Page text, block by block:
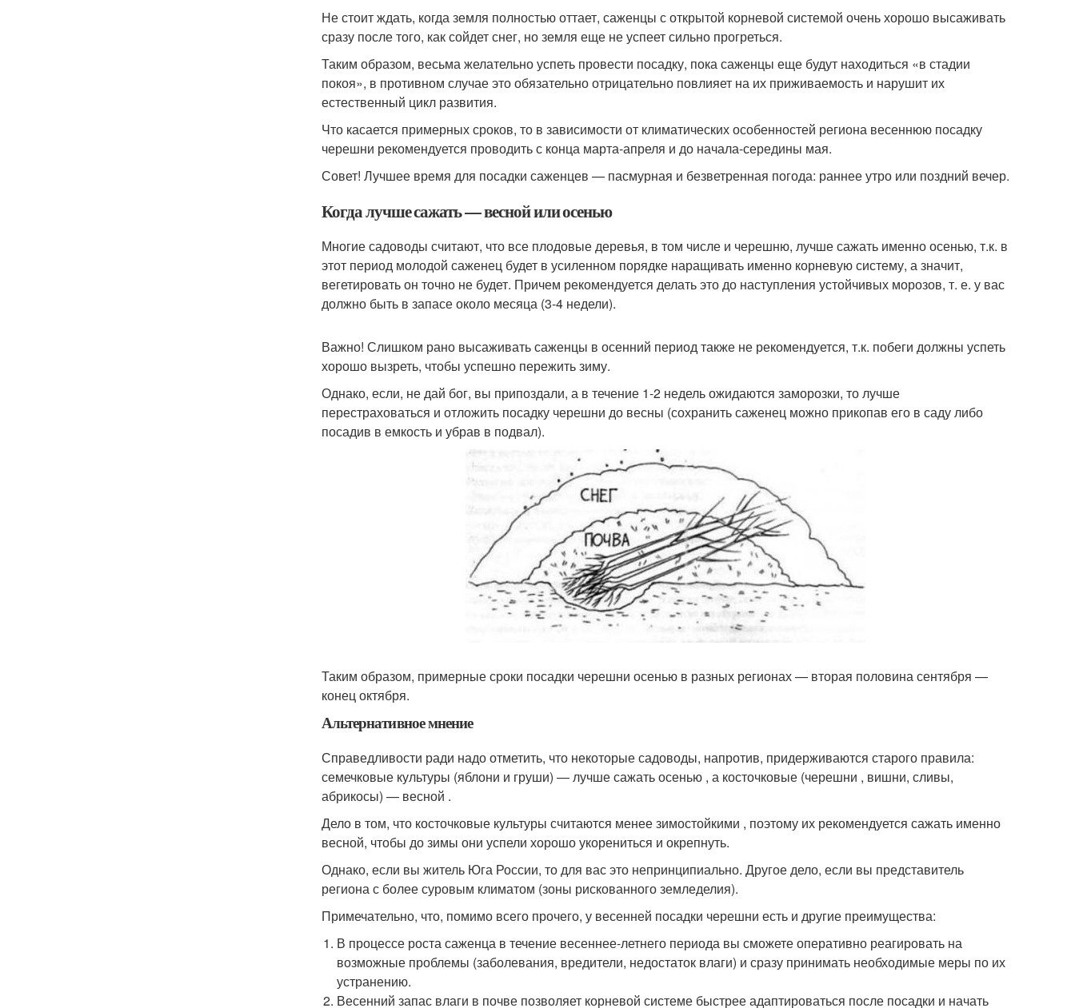
Не стоит ждать, когда земля полностью оттает, саженцы с открытой корневой системой очень хорошо высаживать
сразу после того, как сойдет снег, но земля еще не успеет сильно прогреться.
Таким образом, весьма желательно успеть провести посадку, пока саженцы еще будут находиться «в стадии
покоя», в противном случае это обязательно отрицательно повлияет на их приживаемость и нарушит их
естественный цикл развития.
Что касается примерных сроков, то в зависимости от климатических особенностей региона весеннюю посадку
черешни рекомендуется проводить с конца марта-апреля и до начала-середины мая.
Совет! Лучшее время для посадки саженцев — пасмурная и безветренная погода: раннее утро или поздний вечер.
Когда лучше сажать — весной или осенью
Многие садоводы считают, что все плодовые деревья, в том числе и черешню, лучше сажать именно осенью, т.к. в
этот период молодой саженец будет в усиленном порядке наращивать именно корневую систему, а значит,
вегетировать он точно не будет. Причем рекомендуется делать это до наступления устойчивых морозов, т. е. у вас
должно быть в запасе около месяца (3-4 недели).
Важно! Слишком рано высаживать саженцы в осенний период также не рекомендуется, т.к. побеги должны успеть
хорошо вызреть, чтобы успешно пережить зиму.
Однако, если, не дай бог, вы припоздали, а в течение 1-2 недель ожидаются заморозки, то лучше
перестраховаться и отложить посадку черешни до весны (сохранить саженец можно прикопав его в саду либо
посадив в емкость и убрав в подвал).
Таким образом, примерные сроки посадки черешни осенью в разных регионах — вторая половина сентября —
конец октября.
Альтернативное мнение
Справедливости ради надо отметить, что некоторые садоводы, напротив, придерживаются старого правила:
семечковые культуры (яблони и груши) — лучше сажать осенью , а косточковые (черешни , вишни, сливы,
абрикосы) — весной .
Дело в том, что косточковые культуры считаются менее зимостойкими , поэтому их рекомендуется сажать именно
весной, чтобы до зимы они успели хорошо укорениться и окрепнуть.
Однако, если вы житель Юга России, то для вас это непринципиально. Другое дело, если вы представитель
региона с более суровым климатом (зоны рискованного земледелия).
Примечательно, что, помимо всего прочего, у весенней посадки черешни есть и другие преимущества:
В процессе роста саженца в течение весеннее-летнего периода вы сможете оперативно реагировать на
возможные проблемы (заболевания, вредители, недостаток влаги) и сразу принимать необходимые меры по их
устранению.
Весенний запас влаги в почве позволяет корневой системе быстрее адаптироваться после посадки и начать